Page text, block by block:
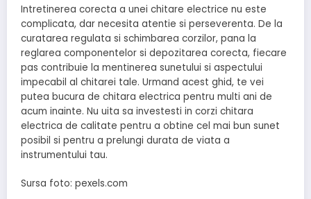
Intretinerea corecta a unei chitare electrice nu este
complicata, dar necesita atentie si perseverenta. De la
curatarea regulata si schimbarea corzilor, pana la
reglarea componentelor si depozitarea corecta, fiecare
pas contribuie la mentinerea sunetului si aspectului
impecabil al chitarei tale. Urmand acest ghid, te vei
putea bucura de chitara electrica pentru multi ani de
acum inainte. Nu uita sa investesti in corzi chitara
electrica de calitate pentru a obtine cel mai bun sunet
posibil si pentru a prelungi durata de viata a
instrumentului tau.
Sursa foto: pexels.com